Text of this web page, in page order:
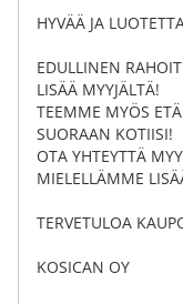
HYVÄÄ JA
EDULLINEN
LISÄÄ MYYJÄLTÄ!
TEEMME MYÖS
SUORAAN KOTIISI!
OTA YHTEYTTÄ
MIELELLÄMME
TERVETULOA
KOSICAN OY